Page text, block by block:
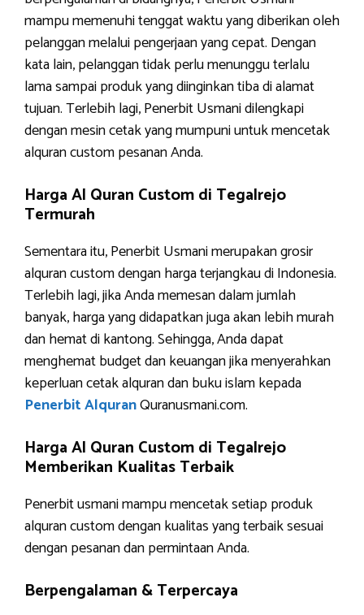
mampu memenuhi tenggat waktu yang diberikan oleh
pelanggan melalui pengerjaan yang cepat. Dengan
kata lain, pelanggan tidak perlu menunggu terlalu
lama sampai produk yang diinginkan tiba di alamat
tujuan. Terlebih lagi, Penerbit Usmani dilengkapi
dengan mesin cetak yang mumpuni untuk mencetak
alquran custom pesanan Anda.
Harga Al Quran Custom di Tegalrejo
Termurah
Sementara itu, Penerbit Usmani merupakan grosir
alquran custom dengan harga terjangkau di Indonesia.
Terlebih lagi, jika Anda memesan dalam jumlah
banyak, harga yang didapatkan juga akan lebih murah
dan hemat di kantong. Sehingga, Anda dapat
menghemat budget dan keuangan jika menyerahkan
keperluan cetak alquran dan buku islam kepada
Penerbit AlquranQuranusmani.com.
Harga Al Quran Custom di Tegalrejo
Memberikan Kualitas Terbaik
Penerbit usmani mampu mencetak setiap produk
alquran custom dengan kualitas yang terbaik sesuai
dengan pesanan dan permintaan Anda.
Berpengalaman & Terpercaya